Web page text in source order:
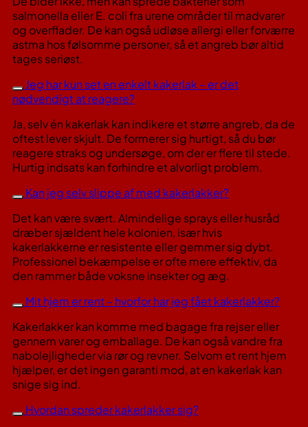
salmonella eller E. coli fra urene områder til madvarer
og overflader. De kan også udløse allergi eller forværre
astma hos følsomme personer, så et angreb bør altid
tages seriøst.
Jeg har kun set en enkelt kakerlak – er det
nødvendigt at reagere?
Ja, selv én kakerlak kan indikere et større angreb, da de
oftest lever skjult. De formerer sig hurtigt, så du bør
reagere straks og undersøge, om der er flere til stede.
Hurtig indsats kan forhindre et alvorligt problem.
Kan jeg selv slippe af med kakerlakker?
Det kan være svært. Almindelige sprays eller husråd
dræber sjældent hele kolonien, især hvis
kakerlakkerne er resistente eller gemmer sig dybt.
Professionel bekæmpelse er ofte mere effektiv, da
den rammer både voksne insekter og æg.
Mit hjem er rent – hvorfor har jeg fået kakerlakker?
Kakerlakker kan komme med bagage fra rejser eller
gennem varer og emballage. De kan også vandre fra
nabolejligheder via rør og revner. Selvom et rent hjem
hjælper, er det ingen garanti mod, at en kakerlak kan
snige sig ind.
Hvordan spreder kakerlakker sig?